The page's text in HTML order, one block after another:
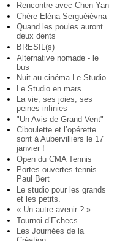
Rencontre avec Chen Yan
Chère Eléna Serguéiévna
Quand les poules auront
deux dents
BRESIL(s)
Alternative nomade - le
bus
Nuit au cinéma Le Studio
Le Studio en mars
La vie, ses joies, ses
peines infinies
"Un Avis de Grand Vent"
Ciboulette et l’opérette
sont à Aubervilliers le 17
janvier !
Open du CMA Tennis
Portes ouvertes tennis
Paul Bert
Le studio pour les grands
et les petits.
« Un autre avenir ? »
Tournoi d’Echecs
Les Journées de la